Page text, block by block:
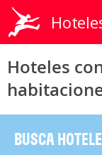
Hoteles
BUSCA